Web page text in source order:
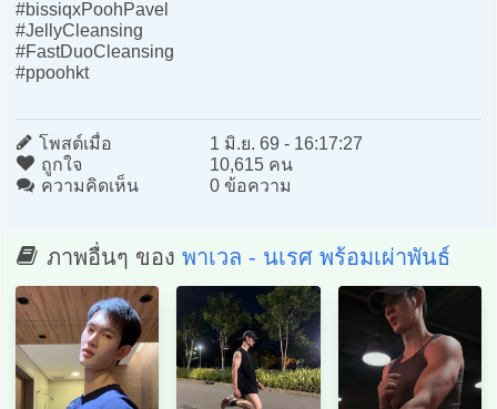
#bissiqxPoohPavel
#JellyCleansing
#FastDuoCleansing
#ppoohkt
โพสต์เมื่อ
1 มิ.ย. 69 - 16:17:27
ถูกใจ
10,615 คน
ความคิดเห็น
0 ข้อความ
ภาพอื่นๆ ของ พาเวล - นเรศ พร้อมเผ่าพันธ์